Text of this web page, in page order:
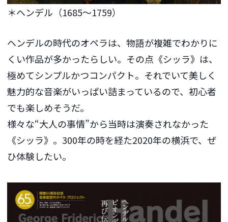
＊ヘンデル（1685〜1759）
ヘンデルの時代のオペラは、物語が複雑でわかりに
くい作品が多かったらしい。その点《シッラ》は、
極めてシンプルかつコンパクト。それでいて美しく
魅力的な音楽がいっぱい詰まっているので、初心者
でも楽しめそうだ。
様々な“大人の事情”から当時は演奏されなかった
《シッラ》。300年の時を経た2020年の横浜で、ぜ
ひ体験したい。